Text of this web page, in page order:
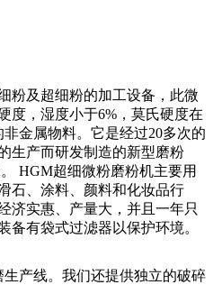
粉及超细粉的加工设备，此微
度，湿度小于6%，莫氏硬度在
金属物料。它是经过20多次的
生产而研发制造的新型磨粉
HGM超细微粉磨粉机主要用
石、涂料、颜料和化妆品行
济实惠、产量大，并且一年只
备有袋式过滤器以保护环境。
产线。我们还提供独立的破碎